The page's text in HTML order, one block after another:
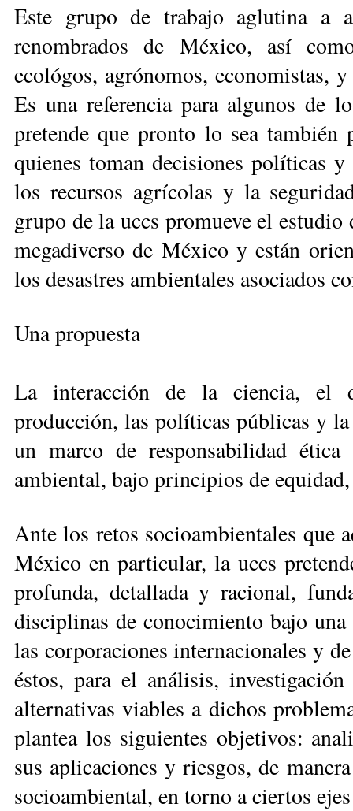
Este grupo de trabajo aglutina a
renombrados de México, así
ecológos, agrónomos, economistas,
Es una referencia para algunos de
pretende que pronto lo sea
quienes toman decisiones políticas
los recursos agrícolas y la
grupo de la uccs pro­mue­ve el
me­gadiverso de México y están
los desastres ambientales asociados
Una propuesta
La interacción de la ciencia, el
producción, las políticas públicas y
un marco de responsabilidad
ambiental, bajo prin­cipios de
Ante los retos socioam­bien­tales que
México en particular, la uccs
profunda, detallada y racional,
disciplinas de conocimien­to bajo
las cor­poraciones internacionales y
éstos, para el análisis,
alternativas viables a dichos
plantea los siguientes objetivos:
sus aplicaciones y riesgos, de
socioambiental, en tor­no a ciertos